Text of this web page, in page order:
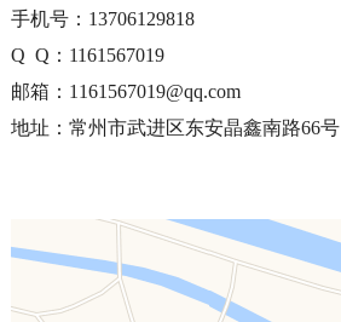
手机号：13706129818
Q Q：1161567019
邮箱： 1161567019@qq.com
地址：常州市武进区东安晶鑫南路66号